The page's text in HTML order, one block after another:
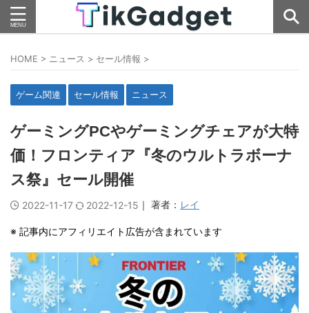
HOME > ニュース > セール情報 >
ゲーム関連 セール情報 ニュース
ゲーミングPCやゲーミングチェアが大特
価！フロンティア『冬のウルトラボーナ
ス祭』セール開催
2022-11-17 2022-12-15 ｜ 著者： レイ
※ 記事内にアフィリエイト広告が含まれています